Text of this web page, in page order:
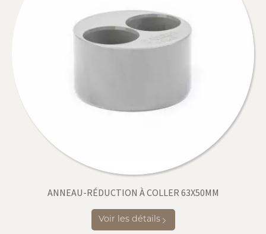
ANNEAU-RÉDUCTION À COLLER 63X50MM
Voir les détails